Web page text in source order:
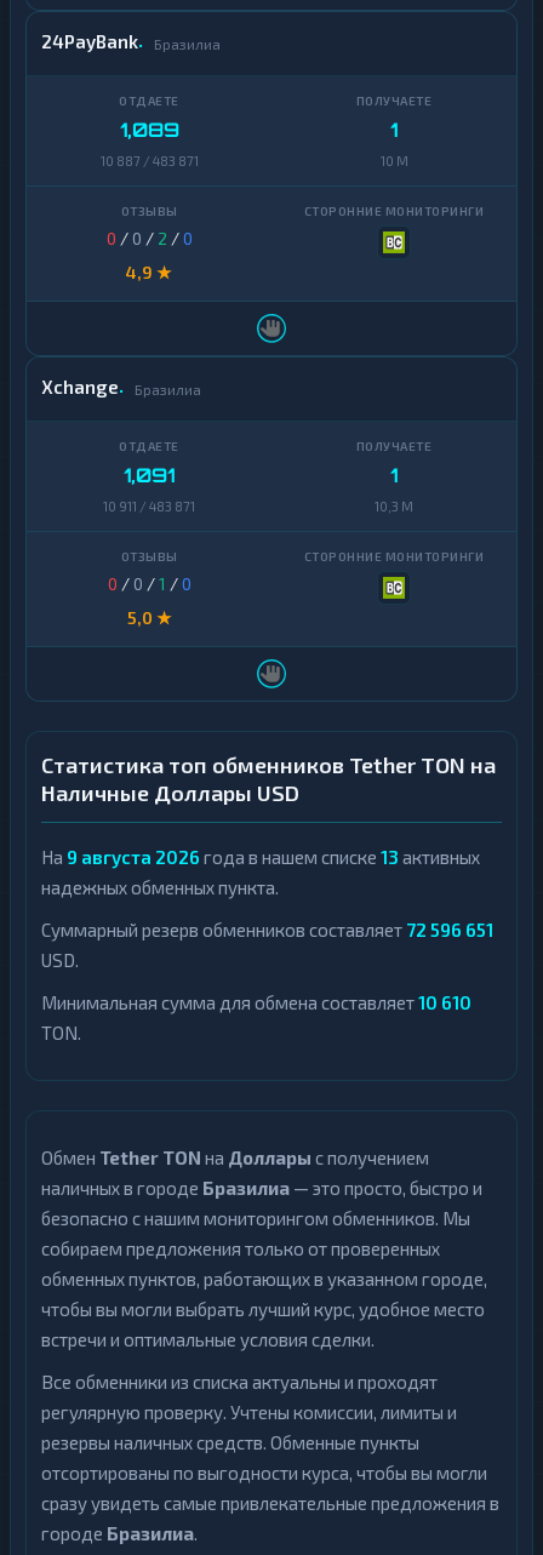
24PayBank Бразилиа
1,089
10 887 / 483 871
1
10 M
0 / 0 / 2 /0
4,9 ★
Xchange Бразилиа
1,091
10 911 / 483 871
1
10,3 M
0 / 0 /1 /0
5,0 ★
Статистика топ обменников Tether TON на
Наличные Доллары USD
На 9 августа 2026 года в нашем списке 13 активных
надежных обменных пункта.
Суммарный резерв обменников составляет 72 596 651
USD.
Минимальная сумма для обмена составляет10 610
TON.
Обмен Tether TON на Доллары с получением
наличных в городе Бразилиа — это просто, быстро и
безопасно с нашим мониторингом обменников. Мы
собираем предложения только от проверенных
обменных пунктов, работающих в указанном городе,
чтобы вы могли выбрать лучший курс, удобное место
встречи и оптимальные условия сделки.
Все обменники из списка актуальны и проходят
регулярную проверку. Учтены комиссии, лимиты и
резервы наличных средств. Обменные пункты
отсортированы по выгодности курса, чтобы вы могли
сразу увидеть самые привлекательные предложения в
городе Бразилиа.